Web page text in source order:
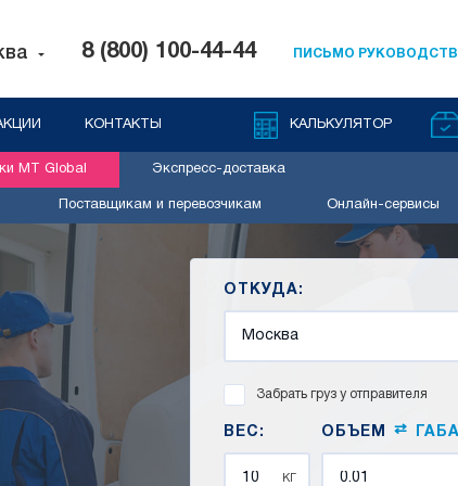
8 (800) 100-44-44 ПИСЬМО
КОНТАКТЫ КАЛЬКУЛЯТОР
MT Global Экспресс-доставка
Поставщикам и перевозчикам Онлайн-сервисы
ОТКУДА:
Забрать груз у отправителя
ВЕС:
кг
ОБЪЕМ ⇄